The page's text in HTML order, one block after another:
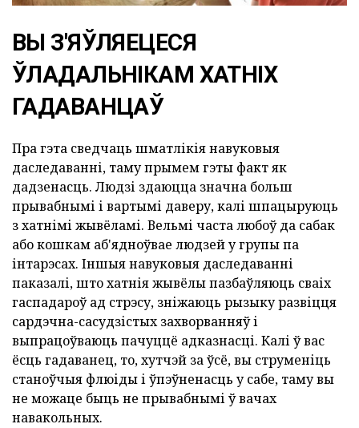
ВЫ З'ЯЎЛЯЕЦЕСЯ
ЎЛАДАЛЬНІКАМ ХАТНІХ
ГАДАВАНЦАЎ
Пра гэта сведчаць шматлікія навуковыя
даследаванні, таму прымем гэты факт як
дадзенасць. Людзі здаюцца значна больш
прывабнымі і вартымі даверу, калі шпацыруюць
з хатнімі жывёламі. Вельмі часта любоў да сабак
або кошкам аб'ядноўвае людзей у групы па
інтарэсах. Іншыя навуковыя даследаванні
паказалі, што хатнія жывёлы пазбаўляюць сваіх
гаспадароў ад стрэсу, зніжаюць рызыку развіцця
сардэчна-сасудзістых захворванняў і
выпрацоўваюць пачуццё адказнасці. Калі ў вас
ёсць гадаванец, то, хутчэй за ўсё, вы струменіць
станоўчыя флюіды і ўпэўненасць у сабе, таму вы
не можаце быць не прывабнымі ў вачах
навакольных.